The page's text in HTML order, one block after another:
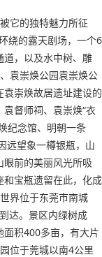
它的独特魅力所征
绕的露天剧场，一个6
道，以及水中树、雕
袁崇焕公园袁崇焕公
崇焕故居遗址建设的
督师祠、袁崇焕“衣
纪念馆、明朝一条
远望象一樽银瓶，山
前的美丽风光所吸
和宝瓶遗留在此，化成
界位于东莞市南城
达。景区内绿树成
积400多亩，有大片
位于莞城以南4公里